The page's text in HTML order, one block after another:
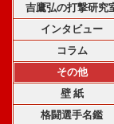
吉鷹弘の打撃研究
インタビュー
コラム
その他
壁 紙
格闘選手名鑑